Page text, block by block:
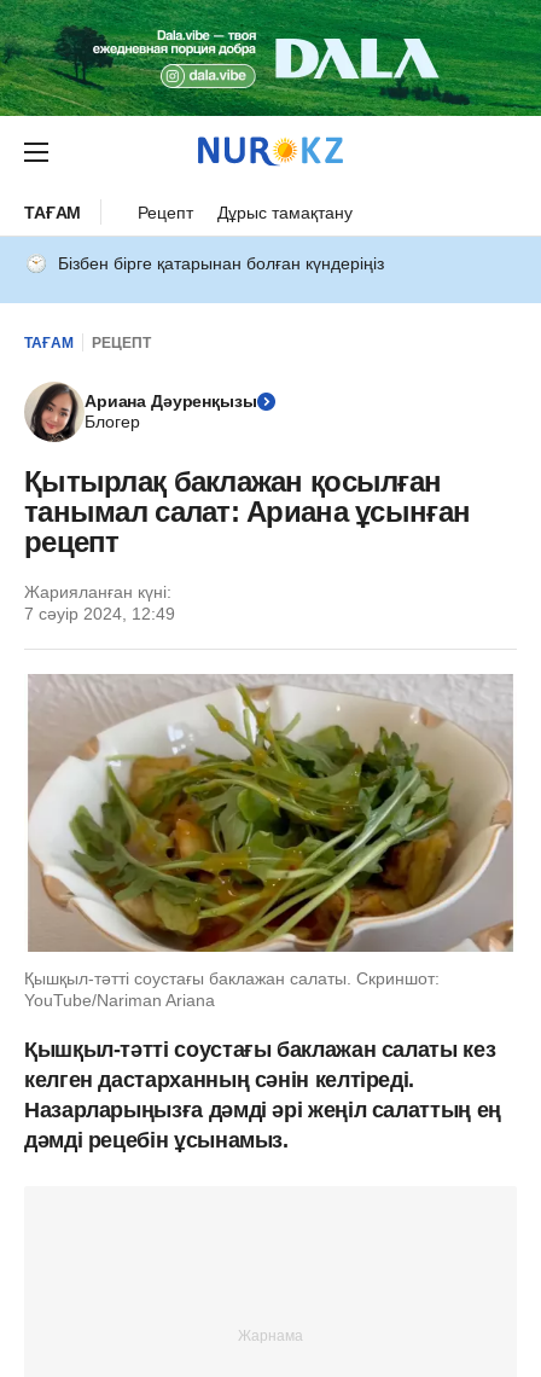
ТАҒАМ Рецепт Дұрыс тамақтану
Бізбен бірге қатарынан болған күндеріңіз
ТАҒАМ РЕЦЕПТ
Ариана Дәуренқызы
Блогер
Қытырлақ баклажан қосылған
танымал салат: Ариана ұсынған
рецепт
Жарияланған күні:
7 сәуір 2024, 12:49
Қышқыл-тәтті соустағы баклажан салаты. Скриншот:
YouTube/Nariman Ariana
Қышқыл-тәтті соустағы баклажан салаты кез
келген дастарханның сәнін келтіреді.
Назарларыңызға дәмді әрі жеңіл салаттың ең
дәмді рецебін ұсынамыз.